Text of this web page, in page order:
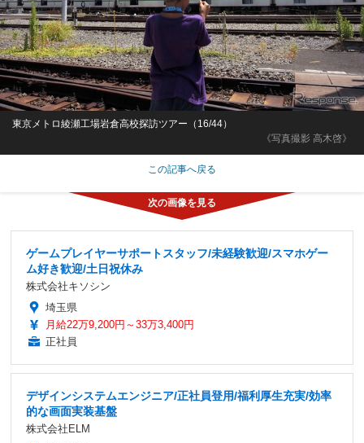
《写真撮影 高木啓》
東京メトロ綾瀬工場岩倉高校探訪ツアー（16/44）
この記事へ戻る
ゲームプレイヤーサポートスタッフ/未経験歓迎/スマホゲー
ム好き歓迎/土日祝休み
株式会社キソシン
埼玉県
月給22万9,200円～33万3,400円
正社員
デザインシステムエンジニア/正社員登用/福利厚生充実/効率
的な画面実装基盤
株式会社ELM